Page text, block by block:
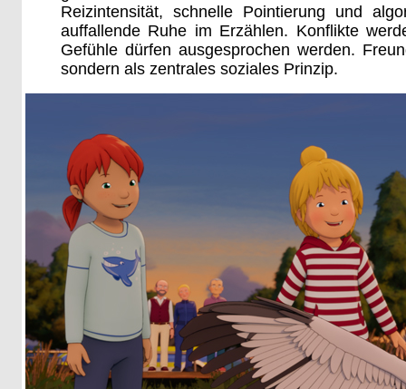
Reizintensität, schnelle Pointierung und
auffallende Ruhe im Erzählen. Konflikte
Gefühle dürfen ausgesprochen werden.
sondern als zentrales soziales Prinzip.